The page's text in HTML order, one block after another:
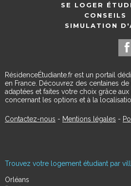
SE LOGER
CONSEILS
SIMULATION
RésidenceÉtudiante.fr est un portail
en France. Découvrez des centaines
adaptées et faites votre choix grâce
concernant les options et à la
Contactez-nous - Mentions légales -
Trouvez votre logement étudiant par
Orléans